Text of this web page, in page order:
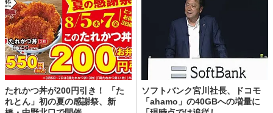
たれかつ丼が200円引き！ 「た
れとん」初の夏の感謝祭、新
ソフトバンク宮川社長、ドコモ
「ahamo」の40GBへの増量に